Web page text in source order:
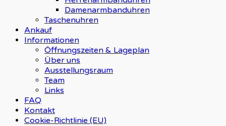
Damenarmbanduhren
Taschenuhren
Ankauf
Informationen
Öffnungszeiten & Lageplan
Über uns
Ausstellungsraum
Team
Links
FAQ
Kontakt
Cookie-Richtlinie (EU)